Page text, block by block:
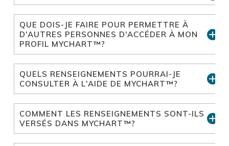
QUE DOIS-JE FAIRE POUR PERMETTRE À
D'AUTRES PERSONNES D'ACCÉDER À MON
PROFIL MYCHART™?
QUELS RENSEIGNEMENTS POURRAI-JE
CONSULTER À L'AIDE DE MYCHART™?
COMMENT LES RENSEIGNEMENTS SONT-ILS
VERSÉS DANS MYCHART™?